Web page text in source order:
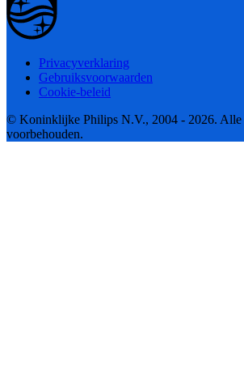
Privacyverklaring
Gebruiksvoorwaarden
Cookie-beleid
© Koninklijke Philips N.V., 2004 - 2026. Alle
voorbehouden.